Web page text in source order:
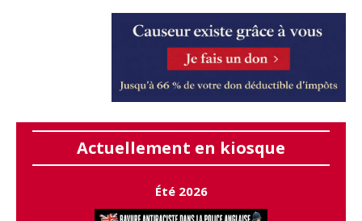
Actuellement en kiosque
Été 2026